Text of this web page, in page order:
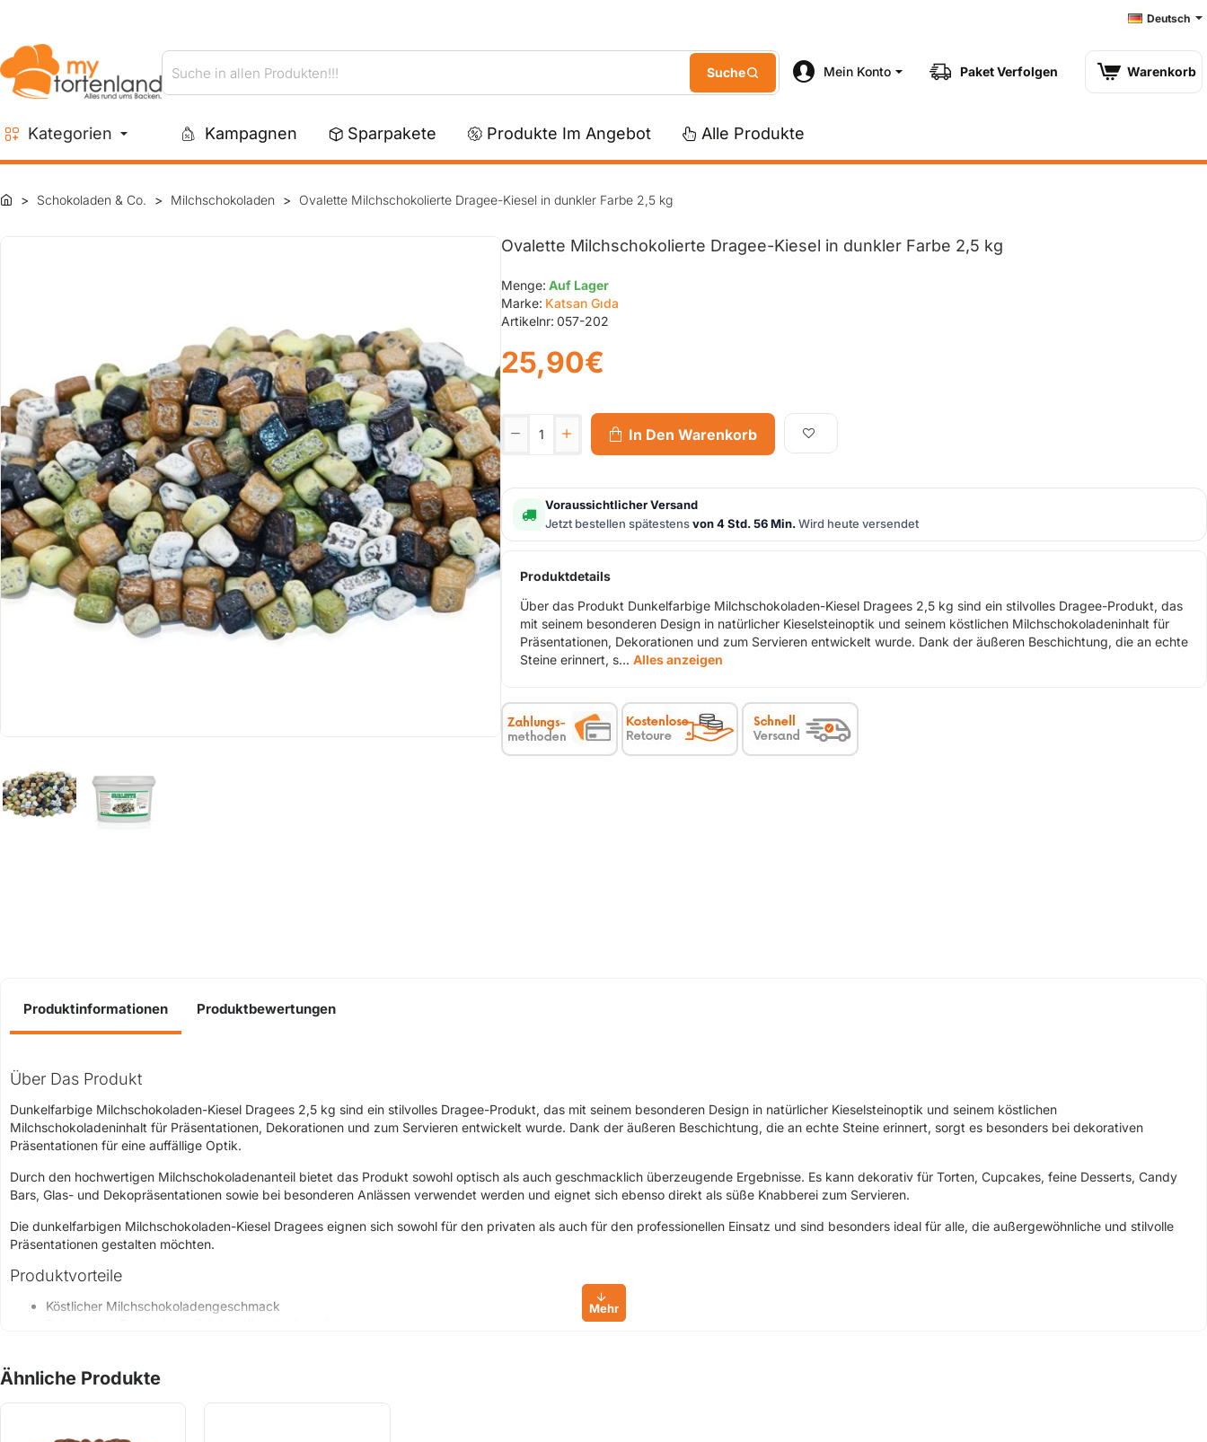
Deutsch
Suche
in
Produkten!!!
Mein Konto Paket Verfolgen Warenkorb
Kategorien Kampagnen Sparpakete Produkte Im Angebot Alle Produkte
Schokoladen & Co. Milchschokoladen Ovalette Milchschokolierte Dragee-Kiesel in dunkler Farbe 2,5 kg
Ovalette Milchschokolierte Dragee-Kiesel in dunkler Farbe 2,5 kg
Menge: Auf Lager
Marke: Katsan Gıda
Artikelnr: 057-202
25,90€
In Den Warenkorb
Voraussichtlicher Versand
Jetzt bestellen spätestensvon 4 Std. 56 Min.Wird heute versendet
Produktdetails
Über das Produkt Dunkelfarbige Milchschokoladen-Kiesel Dragees 2,5 kg sind ein stilvolles Dragee-Produkt, das
mit seinem besonderen Design in natürlicher Kieselsteinoptik und seinem köstlichen Milchschokoladeninhalt für
Präsentationen, Dekorationen und zum Servieren entwickelt wurde. Dank der äußeren Beschichtung, die an echte
Steine erinnert, s... Alles anzeigen
Produktinformationen Produktbewertungen
Über Das Produkt
Dunkelfarbige Milchschokoladen-Kiesel Dragees 2,5 kg sind ein stilvolles Dragee-Produkt, das mit seinem besonderen Design in natürlicher Kieselsteinoptik und seinem köstlichen
Milchschokoladeninhalt für Präsentationen, Dekorationen und zum Servieren entwickelt wurde. Dank der äußeren Beschichtung, die an echte Steine erinnert, sorgt es besonders bei dekorativen
Präsentationen für eine auffällige Optik.
Durch den hochwertigen Milchschokoladenanteil bietet das Produkt sowohl optisch als auch geschmacklich überzeugende Ergebnisse. Es kann dekorativ für Torten, Cupcakes, feine Desserts, Candy
Bars, Glas- und Dekopräsentationen sowie bei besonderen Anlässen verwendet werden und eignet sich ebenso direkt als süße Knabberei zum Servieren.
Die dunkelfarbigen Milchschokoladen-Kiesel Dragees eignen sich sowohl für den privaten als auch für den professionellen Einsatz und sind besonders ideal für alle, die außergewöhnliche und stilvolle
Präsentationen gestalten möchten.
Produktvorteile
Köstlicher Milchschokoladengeschmack
Geeignet für besondere Anlässe, Einladungen und Veranstaltungen
Ähnliche Produkte